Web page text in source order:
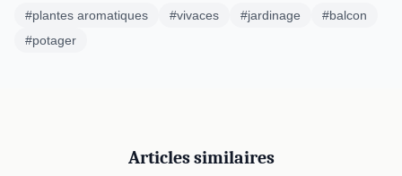
#plantes aromatiques #vivaces #jardinage
#balcon
#potager
Articles similaires